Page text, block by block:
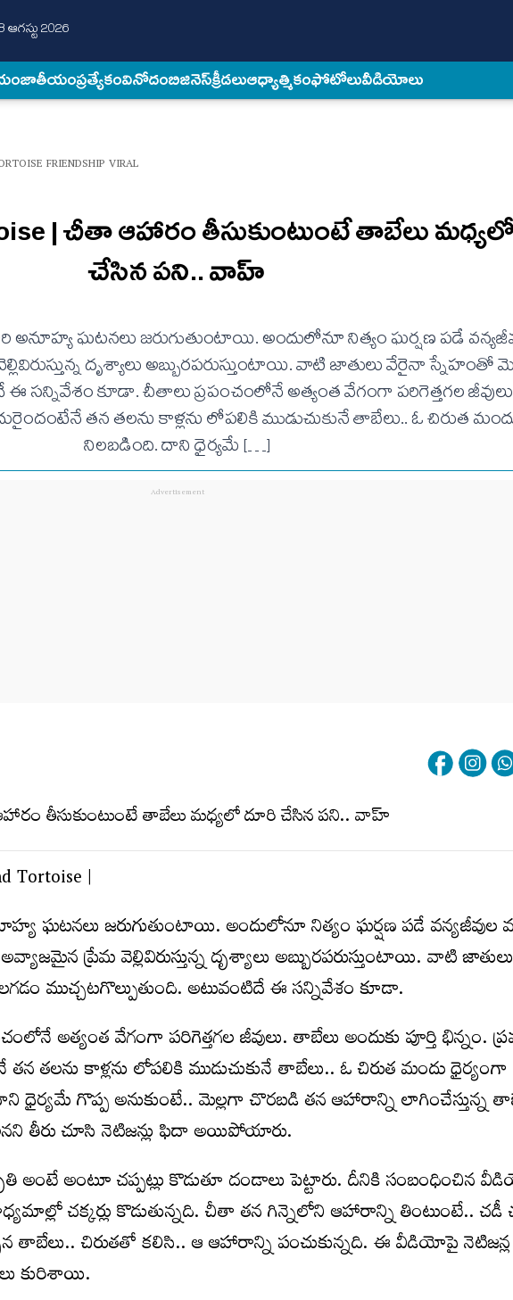
2026
జాతీయంప్రత్యేకంవినోదంబిజినెస్క్రీడలుఆధ్యాత్మికంఫోటోలువీడియోలు
FRIENDSHIP VIRAL
| చీతా ఆహారం తీసుకుంటుంటే తాబేలు
చేసిన పని.. వాహ్‌
అనూహ్య ఘటనలు జరుగుతుంటాయి. అందులోనూ నిత్యం ఘర్షణ పడే
దృశ్యాలు అబ్బురపరుస్తుంటాయి. వాటి జాతులు వేరైనా స్నేహంతో
ఈ సన్నివేశం కూడా. చీతాలు ప్రపంచంలోనే అత్యంత వేగంగా పరిగెత్తగల
తన తలను కాళ్లను లోపలికి ముడుచుకునే తాబేలు.. ఓ చిరుత
నిలబడింది. దాని ధైర్యమే […]
Tortoise |
ఘటనలు జరుగుతుంటాయి. అందులోనూ నిత్యం ఘర్షణ పడే వన్యజీవుల
అవ్యాజమైన ప్రేమ వెల్లివిరుస్తున్న దృశ్యాలు అబ్బురపరుస్తుంటాయి. వాటి
ముచ్చటగొల్పుతుంది. అటువంటిదే ఈ సన్నివేశం కూడా.
అత్యంత వేగంగా పరిగెత్తగల జీవులు. తాబేలు అందుకు పూర్తి భిన్నం.
తన తలను కాళ్లను లోపలికి ముడుచుకునే తాబేలు.. ఓ చిరుత మందు ధైర్యంగా
ధైర్యమే గొప్ప అనుకుంటే.. మెల్లగా చొరబడి తన ఆహారాన్ని లాగించేస్తున్న
తీరు చూసి నెటిజన్లు ఫిదా అయిపోయారు.
అంటే అంటూ చప్పట్లు కొడుతూ దండాలు పెట్టారు. దీనికి సంబంధించిన
చక్కర్లు కొడుతున్నది. చీతా తన గిన్నెలోని ఆహారాన్ని తింటుంటే.. చడీ
తాబేలు.. చిరుతతో కలిసి.. ఆ ఆహారాన్ని పంచుకున్నది. ఈ వీడియోపై నెటిజన్ల
కురిశాయి.